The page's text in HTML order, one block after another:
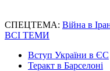
СПЕЦТЕМА: Війна в
ВСІ ТЕМИ
Вступ України в ЄС
Теракт в Барселоні